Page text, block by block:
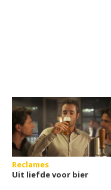
Reclames
Uit liefde voor bier